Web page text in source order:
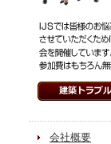
会社概要